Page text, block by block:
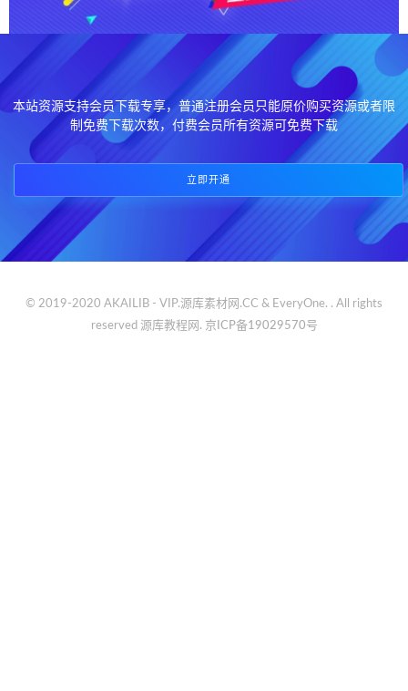
本站资源支持会员下载专享，普通注册会员只能原价购买资源或者限
制免费下载次数，付费会员所有资源可免费下载
立即开通
© 2019-2020 AKAILIB - VIP.源库素材网.CC & EveryOne. . All rights
reserved 源库教程网. 京ICP备19029570号